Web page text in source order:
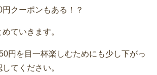
円クーポンもある！？
ていきます。
円を目一杯楽しむためにも少し下がっ
てください。